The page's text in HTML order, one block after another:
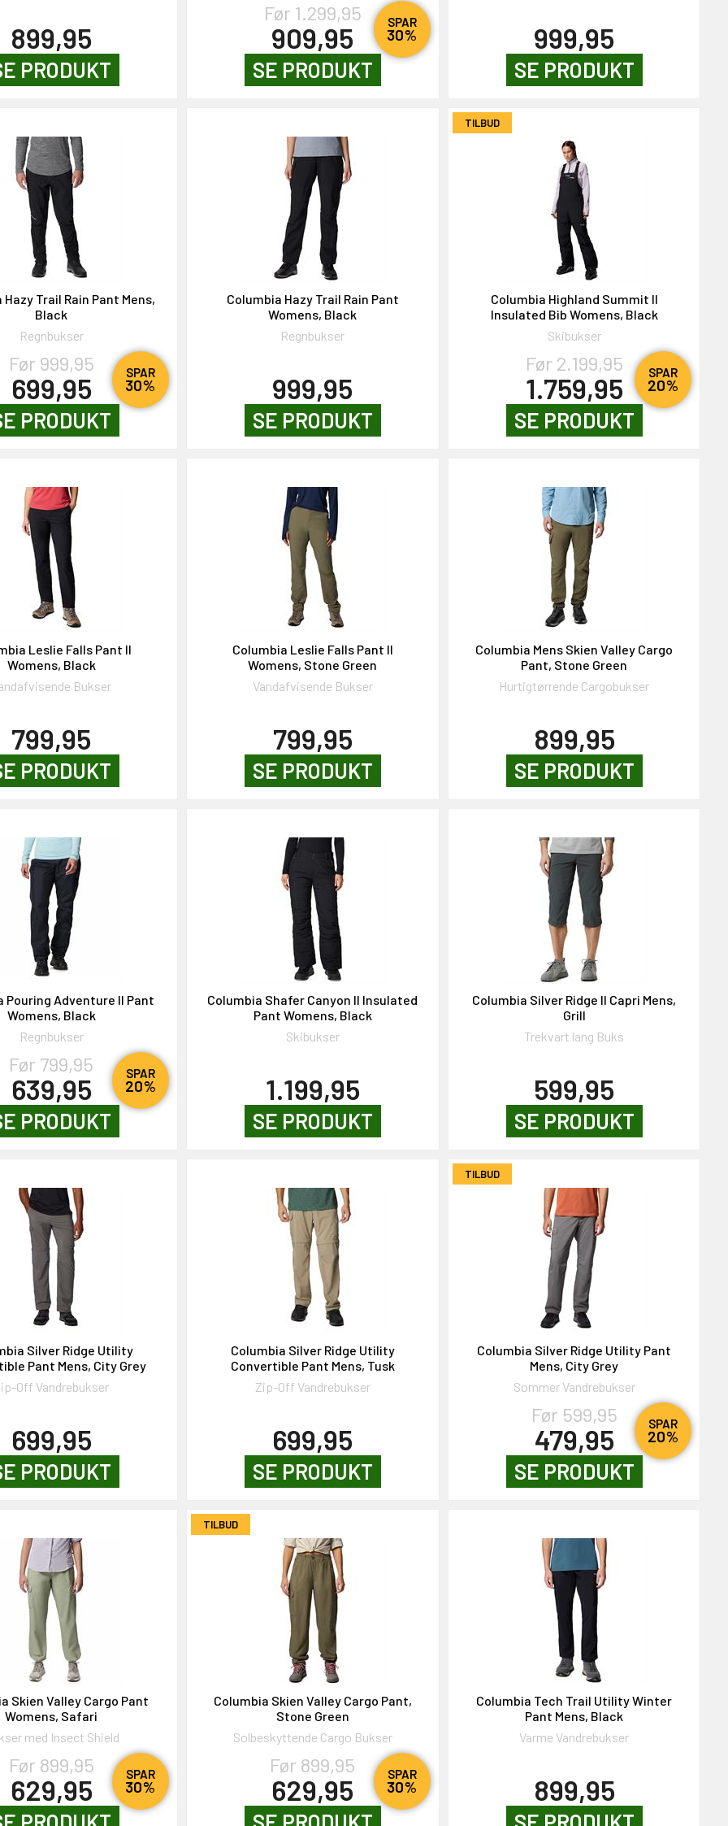
899,95
PRODUKT
SPAR
30%
Før 1.299,95
909,95
SE PRODUKT
999,95
SE PRODUKT
SPAR
30%
Hazy Trail Rain Pant Mens,
Black
Regnbukser
Før 999,95
699,95
PRODUKT
Columbia Hazy Trail Rain Pant
Womens, Black
Regnbukser
999,95
SE PRODUKT
TILBUD
SPAR
20%
Columbia Highland Summit II
Insulated Bib Womens, Black
Skibukser
Før 2.199,95
1.759,95
SE PRODUKT
Leslie Falls Pant II
Womens, Black
Bukser
799,95
PRODUKT
Columbia Leslie Falls Pant II
Womens, Stone Green
Vandafvisende Bukser
799,95
SE PRODUKT
Columbia Mens Skien Valley Cargo
Pant, Stone Green
Hurtigtørrende Cargobukser
899,95
SE PRODUKT
SPAR
20%
Pouring Adventure II Pant
Womens, Black
Regnbukser
Før 799,95
639,95
PRODUKT
Columbia Shafer Canyon II Insulated
Pant Womens, Black
Skibukser
1.199,95
SE PRODUKT
Columbia Silver Ridge II Capri Mens,
Grill
Trekvart lang Buks
599,95
SE PRODUKT
Silver Ridge Utility
Pant Mens, City Grey
Off Vandrebukser
699,95
PRODUKT
Columbia Silver Ridge Utility
Convertible Pant Mens, Tusk
Zip-Off Vandrebukser
699,95
SE PRODUKT
TILBUD
SPAR
20%
Columbia Silver Ridge Utility Pant
Mens, City Grey
Sommer Vandrebukser
Før 599,95
479,95
SE PRODUKT
SPAR
30%
Skien Valley Cargo Pant
Womens, Safari
med Insect Shield
Før 899,95
629,95
TILBUD
SPAR
30%
Columbia Skien Valley Cargo Pant,
Stone Green
Solbeskyttende Cargo Bukser
Før 899,95
629,95
Columbia Tech Trail Utility Winter
Pant Mens, Black
Varme Vandrebukser
899,95